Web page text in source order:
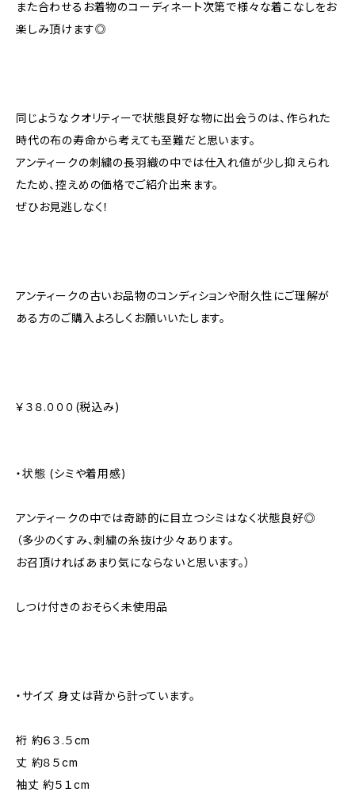
また合わせるお着物のコーディネート次第で様々な着こなしをお
楽しみ頂けます◎
同じようなクオリティーで状態良好な物に出会うのは、作られた
時代の布の寿命から考えても至難だと思います。
アンティークの刺繍の長羽織の中では仕入れ値が少し抑えられ
たため、控えめの価格でご紹介出来ます。
ぜひお見逃しなく！
アンティークの古いお品物のコンディションや耐久性にご理解が
ある方のご購入よろしくお願いいたします。
￥３８.０００(税込み)
・状態 (シミや着用感)
アンティークの中では奇跡的に目立つシミはなく状態良好◎
（多少のくすみ、刺繍の糸抜け少々あります。
お召頂ければあまり気にならないと思います。）
しつけ付きのおそらく未使用品
・サイズ 身丈は背から計っています。
裄 約６３.５cm
丈 約８５cm
袖丈 約５１cm